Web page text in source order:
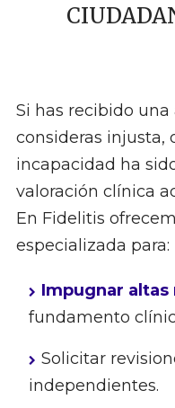
Si has recibido
consideras injusta,
incapacidad ha
valoración clínica
En Fidelitis
especializada para:
Impugnar altas
fundamento
Solicitar
independientes.